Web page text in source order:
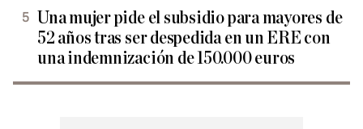
Una mujer pide el subsidio para mayores de
52 años tras ser despedida en un ERE con
una indemnización de 150.000 euros